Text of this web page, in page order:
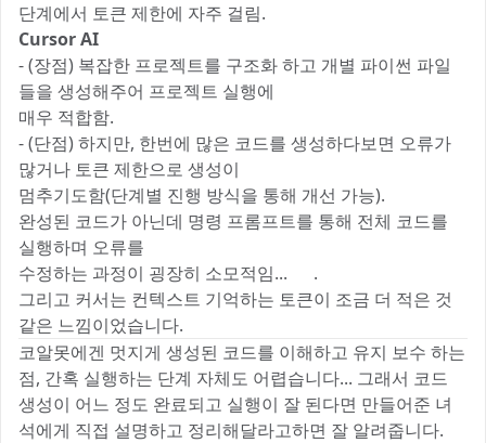
단계에서 토큰 제한에 자주 걸림.
Cursor AI
- (장점) 복잡한 프로젝트를 구조화 하고 개별 파이썬 파일
들을 생성해주어 프로젝트 실행에
매우 적합함.
- (단점) 하지만, 한번에 많은 코드를 생성하다보면 오류가
많거나 토큰 제한으로 생성이
멈추기도함(단계별 진행 방식을 통해 개선 가능).
완성된 코드가 아닌데 명령 프롬프트를 통해 전체 코드를
실행하며 오류를
수정하는 과정이 굉장히 소모적임... 😢.
그리고 커서는 컨텍스트 기억하는 토큰이 조금 더 적은 것
같은 느낌이었습니다.
코알못에겐 멋지게 생성된 코드를 이해하고 유지 보수 하는
점, 간혹 실행하는 단계 자체도 어렵습니다... 그래서 코드
생성이 어느 정도 완료되고 실행이 잘 된다면 만들어준 녀
석에게 직접 설명하고 정리해달라고하면 잘 알려줍니다.